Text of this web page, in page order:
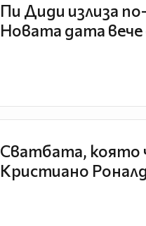
Пи Диди излиза
Новата дата
Сватбата, която
Кристиано